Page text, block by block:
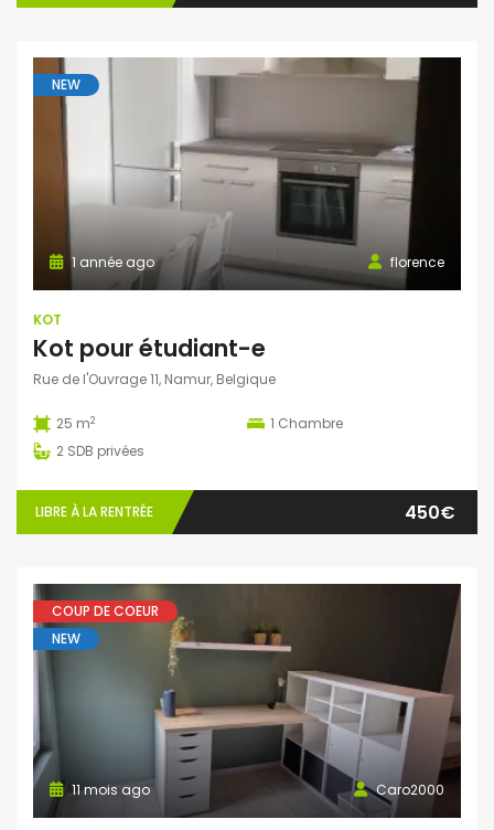
NEW
florence
1 année ago
KOT
Kot pour étudiant-e
Rue de l'Ouvrage 11, Namur, Belgique
25 m2 1 Chambre
2 SDB privées
LIBRE À LA RENTRÉE 450€
COUP DE COEUR
NEW
Caro2000
11 mois ago